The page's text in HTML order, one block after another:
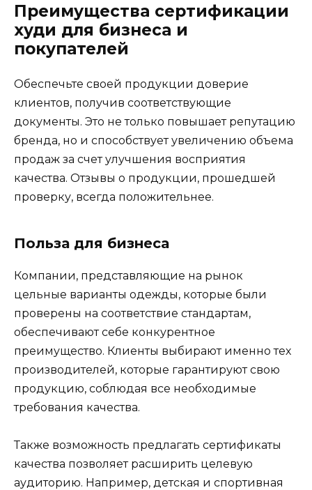
Преимущества сертификации
худи для бизнеса и
покупателей
Обеспечьте своей продукции доверие
клиентов, получив соответствующие
документы. Это не только повышает репутацию
бренда, но и способствует увеличению объема
продаж за счет улучшения восприятия
качества. Отзывы о продукции, прошедшей
проверку, всегда положительнее.
Польза для бизнеса
Компании, представляющие на рынок
цельные варианты одежды, которые были
проверены на соответствие стандартам,
обеспечивают себе конкурентное
преимущество. Клиенты выбирают именно тех
производителей, которые гарантируют свою
продукцию, соблюдая все необходимые
требования качества.
Также возможность предлагать сертификаты
качества позволяет расширить целевую
аудиторию. Например, детская и спортивная